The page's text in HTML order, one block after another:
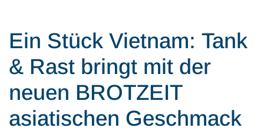
Alle Artikel
Mobilität & Verkehr
Innovation & Arbeit
Karriere
Investor Relations
Ein Stück Vietnam: Tank
& Rast bringt mit der
neuen BROTZEIT
asiatischen Geschmack